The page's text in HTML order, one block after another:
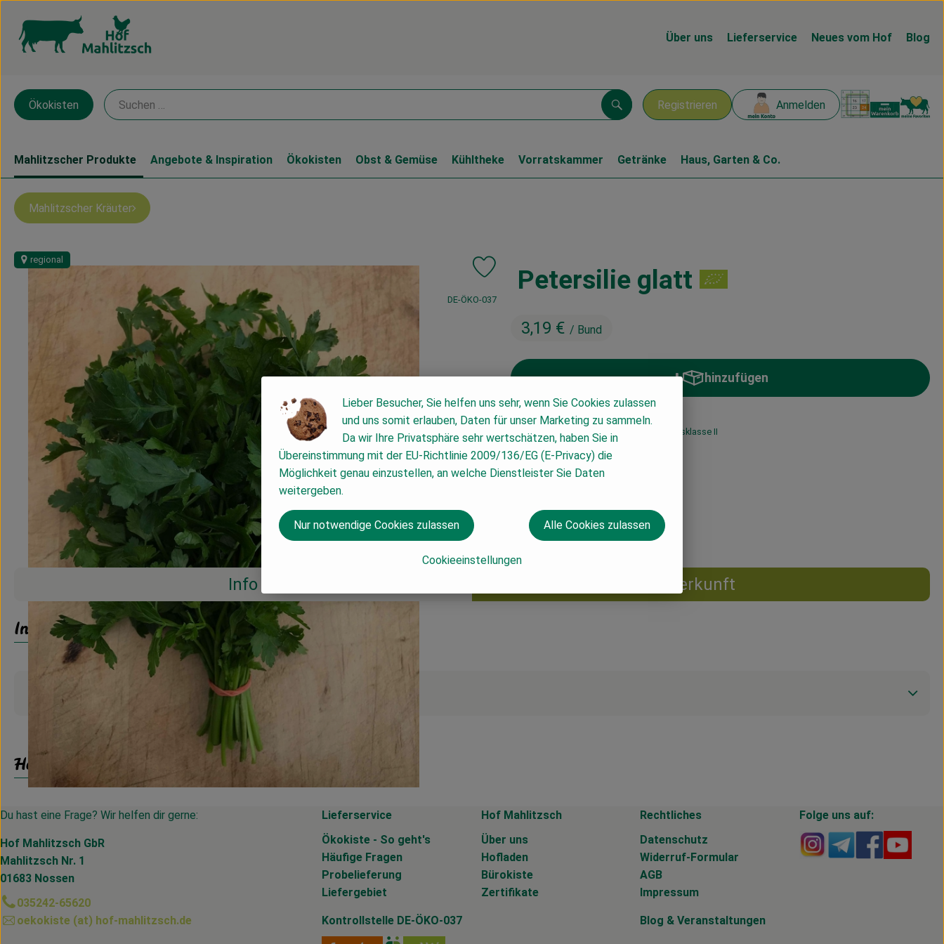
Über uns Lieferservice Neues vom Hof Blog
Registrieren Anmelden
Suchen
Ökokisten
Mahlitzscher Produkte Angebote & Inspiration Ökokisten Obst & Gemüse Kühltheke Vorratskammer Getränke Haus, Garten & Co.
Mahlitzscher Kräuter
Petersilie glatt
3,19 € / Bund
regional
Produkt zu Favouriten hinzufügen
, Kontrollstelle:
DE-ÖKO-037
hinzufügen
Produkt zum Warenkorb hinzufügen
#132 3,19 € / Bund 7% MwSt Handelsklasse II
Info Herkunft
Info
Produktinformationen
Herkunft
Du hast eine Frage? Wir helfen dir gerne:
Hof Mahlitzsch GbR
Mahlitzsch Nr. 1
01683 Nossen
035242-65620
oekokiste (at) hof-mahlitzsch.de
Lieferservice
Ökokiste - So geht's
Häufige Fragen
Probelieferung
Liefergebiet
Hof Mahlitzsch
Über uns
Hofladen
Bürokiste
Zertifikate
Rechtliches
Datenschutz
Widerruf-Formular
AGB
Impressum
Folge uns auf:
Externer Link zu
Externer Link
Externer
Kontrollstelle DE-ÖKO-037 Blog & Veranstaltungen
Lieber Besucher, Sie helfen uns sehr, wenn Sie Cookies zulassen
und uns somit erlauben, Daten für unser Marketing zu sammeln.
Da wir Ihre Privatsphäre sehr wertschätzen, haben Sie in
Übereinstimmung mit der EU-Richtlinie 2009/136/EG (E-Privacy) die
Möglichkeit genau einzustellen, an welche Dienstleister Sie Daten
weitergeben.
Cookieeinstellungen
Nur notwendige Cookies zulassen Alle Cookies zulassen